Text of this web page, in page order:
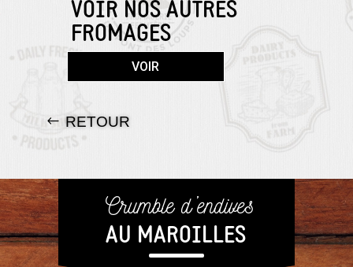
VOIR NOS AUTRES
FROMAGES
VOIR
RETOUR
Crumble d’endives
AU MAROILLES